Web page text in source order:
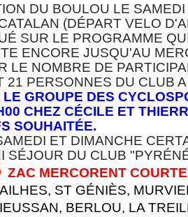
DU BOULOU LE
(DÉPART VELO
SUR LE PROGRAMME
ENCORE JUSQU'AU
LE NOMBRE DE
21 PERSONNES DU CLUB
GROUPE DES
CHEZ CÉCILE ET
SOUHAITÉE.
ET DIMANCHE
SÉJOUR DU CLUB
ZAC MERCORENT
ST GÉNIÈS,
BERLOU, LA